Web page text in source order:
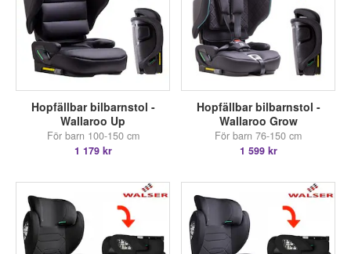
Hopfällbar bilbarnstol -
Wallaroo Up
För barn 100-150 cm
1 179 kr
Hopfällbar bilbarnstol -
Wallaroo Grow
För barn 76-150 cm
1 599 kr